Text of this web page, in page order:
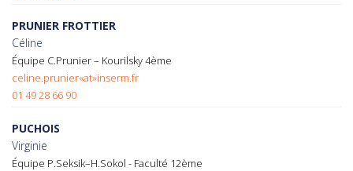
PRUNIER FROTTIER
Céline
Équipe C.Prunier – Kourilsky 4ème
celine.prunier«at»inserm.fr
01 49 28 66 90
PUCHOIS
Virginie
Équipe P.Seksik–H.Sokol - Faculté 12ème